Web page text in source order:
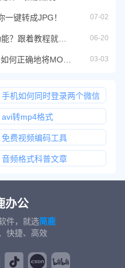
键转成JPG！ 07-02
如何关闭微信小程序的游戏功能？跟着教程就能轻松关闭 06-20
mov改后缀mp4就可以了吗？如何正确地将MOV文件转为MP4 03-03
手机如何同时登录两个微信
avi转mp4格式
免费视频编码工具
音频格式科普文章
办公
件，就选简鹿
快捷、高效